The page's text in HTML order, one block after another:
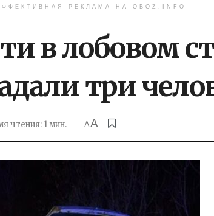
РЕКЛАМА НА OBOZ.INFO
в лобовом
три
чтения: 1 мин. AA